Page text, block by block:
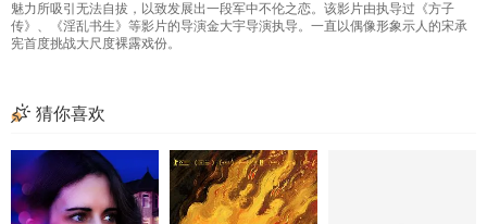
魅力所吸引无法自拔，以致发展出一段军中不伦之恋。该影片由执导过《方子
传》、《淫乱书生》等影片的导演金大宇导演执导。一直以偶像形象示人的宋承
宪首度挑战大尺度裸露戏份。
猜你喜欢